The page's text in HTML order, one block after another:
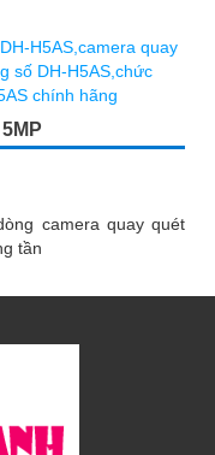
camera quay quét
tần